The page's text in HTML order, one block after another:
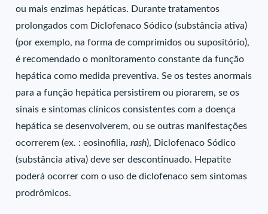
ou mais enzimas hepáticas. Durante tratamentos
prolongados com Diclofenaco Sódico (substância ativa)
(por exemplo, na forma de comprimidos ou supositório),
é recomendado o monitoramento constante da função
hepática como medida preventiva. Se os testes anormais
para a função hepática persistirem ou piorarem, se os
sinais e sintomas clínicos consistentes com a doença
hepática se desenvolverem, ou se outras manifestações
ocorrerem (ex. : eosinofilia,rash), Diclofenaco Sódico
(substância ativa) deve ser descontinuado. Hepatite
poderá ocorrer com o uso de diclofenaco sem sintomas
prodrômicos.